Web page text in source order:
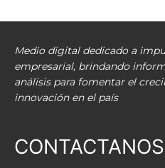
Medio digital dedicado a
empresarial, brindando
análisis para fomentar el
innovación en el país
CONTACTANOS